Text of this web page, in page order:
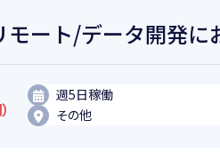
モート/データ開発
週5日稼働
その他